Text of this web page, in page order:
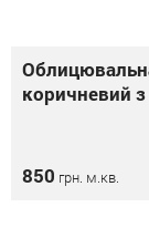
коричневий
850 грн. м.кв.